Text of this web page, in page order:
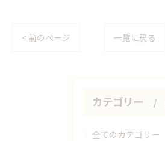
< 前のページ 一覧に戻る
カテゴリー
全てのカテゴリー